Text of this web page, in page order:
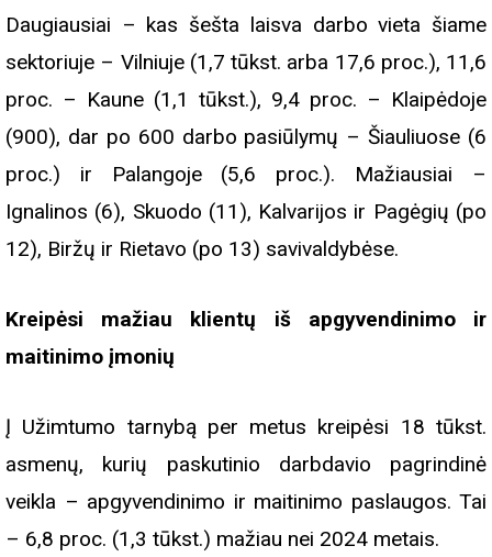
Daugiausiai – kas šešta laisva darbo vieta šiame
sektoriuje – Vilniuje (1,7 tūkst. arba 17,6 proc.), 11,6
proc. – Kaune (1,1 tūkst.), 9,4 proc. – Klaipėdoje
(900), dar po 600 darbo pasiūlymų – Šiauliuose (6
proc.) ir Palangoje (5,6 proc.). Mažiausiai –
Ignalinos (6), Skuodo (11), Kalvarijos ir Pagėgių (po
12), Biržų ir Rietavo (po 13) savivaldybėse.
Kreipėsi mažiau klientų iš apgyvendinimo ir
maitinimo įmonių
Į Užimtumo tarnybą per metus kreipėsi 18 tūkst.
asmenų, kurių paskutinio darbdavio pagrindinė
veikla – apgyvendinimo ir maitinimo paslaugos. Tai
– 6,8 proc. (1,3 tūkst.) mažiau nei 2024 metais.